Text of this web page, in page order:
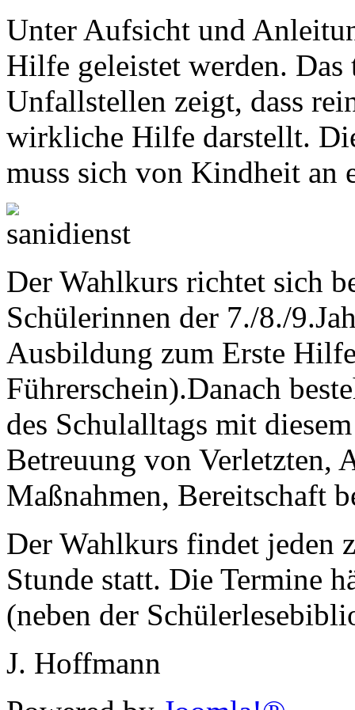
Unter Aufsicht und
Hilfe geleistet werden. Das
Unfallstellen zeigt, dass
wirkliche Hilfe darstellt.
muss sich von Kindheit an
Der Wahlkurs richtet sich
Schülerinnen der 7./8./
Ausbildung zum Erste
Führerschein).Danach
des Schulalltags mit
Betreuung von Verletzten,
Maßnahmen, Bereitschaft
Der Wahlkurs findet jeden
Stunde statt. Die Termine
(neben der
J. Hoffmann